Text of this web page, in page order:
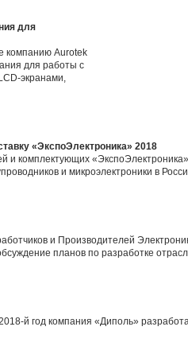
для
компанию Aurotek
для работы с
экранами,
«ЭкспоЭлектроника» 2018
комплектующих
и микроэлектроники в
и Производителей
планов по разработке
й год компания «Диполь»